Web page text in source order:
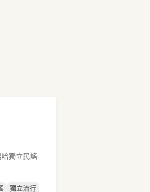
哈獨立民謠
獨立流行